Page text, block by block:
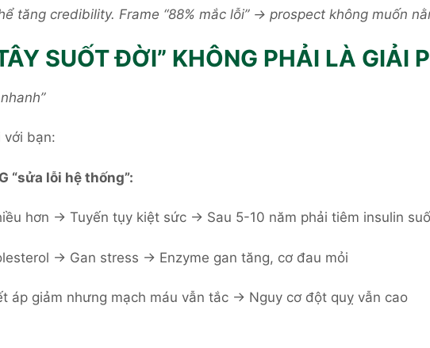
tăng credibility. Frame “88% mắc lỗi” → prospect không muốn
SUỐT ĐỜI” KHÔNG PHẢI LÀ GIẢI
với bạn:
“sửa lỗi hệ thống”:
hơn → Tuyến tụy kiệt sức → Sau 5-10 năm phải tiêm insulin
→ Gan stress → Enzyme gan tăng, cơ đau mỏi
áp giảm nhưng mạch máu vẫn tắc → Nguy cơ đột quỵ vẫn cao